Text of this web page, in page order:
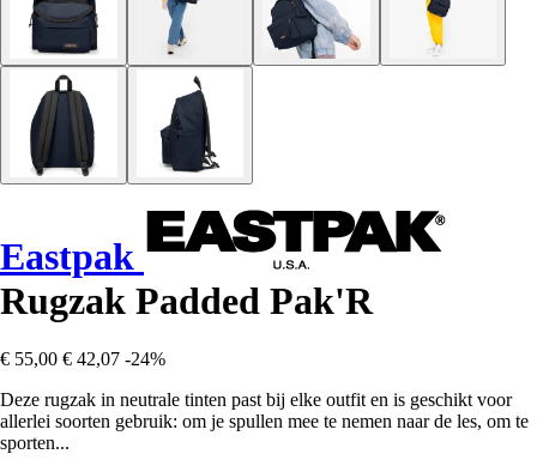
Eastpak
Rugzak Padded Pak'R
€ 55,00 € 42,07 -24%
Deze rugzak in neutrale tinten past bij elke outfit en is geschikt voor
allerlei soorten gebruik: om je spullen mee te nemen naar de les, om te
sporten...